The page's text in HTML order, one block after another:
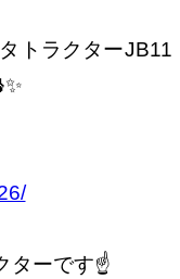
トラクターJB11
ターです☝️